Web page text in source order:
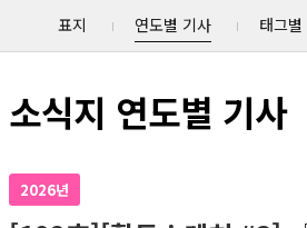
표지 연도별 기사 태그
소식지 연도별 기사
2026년